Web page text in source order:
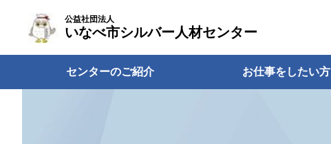
公益社団法人
いなべ市シルバー人材センター
センターのご紹介 お仕事をしたい方